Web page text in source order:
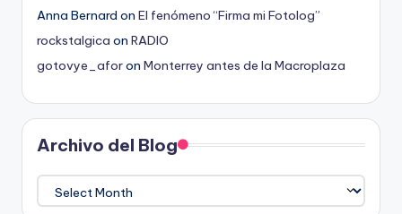
Anna Bernard on El fenómeno “Firma mi Fotolog”
rockstalgica on RADIO
gotovye_aforon Monterrey antes de la Macroplaza
Archivo del Blog
del